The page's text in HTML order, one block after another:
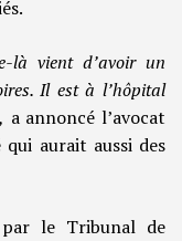
là vient d’avoir un
Il est à l’hôpital
a annoncé l’avocat
qui aurait aussi des
le Tribunal de